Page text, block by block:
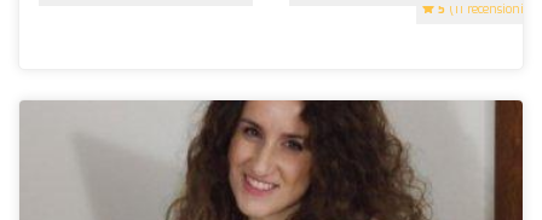
5 (11 recensioni)